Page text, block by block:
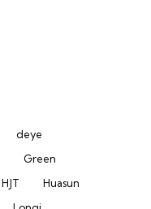
deye
Green
HJT
Huasun